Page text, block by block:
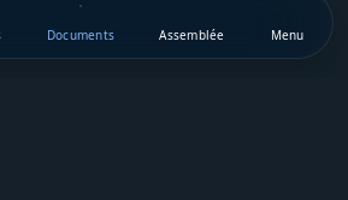
Documents Assemblée Menu